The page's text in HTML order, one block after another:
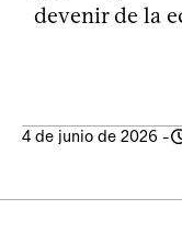
devenir de la
4 de junio de 2026 -